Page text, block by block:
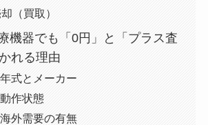
（買取）
機器でも「0円」と「プラス査
れる理由
式とメーカー
作状態
外需要の有無